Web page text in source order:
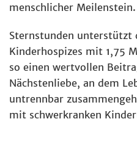
menschlicher Meilenstein.
Sternstunden unterstützt
Kinderhospizes mit 1,75
so einen wertvollen
Nächstenliebe, an dem
untrennbar
mit schwerkranken